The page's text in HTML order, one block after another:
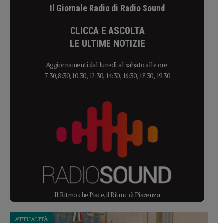
Il Giornale Radio di Radio Sound
CLICCA E ASCOLTA
LE ULTIME NOTIZIE
Aggiornamenti dal lunedì al sabato alle ore:
7:30, 8:30, 10:30, 12:30, 14:30, 16:30, 18:30, 19:30
Il Ritmo che Piace, il Ritmo di Piacenza
ATTUALITÀ